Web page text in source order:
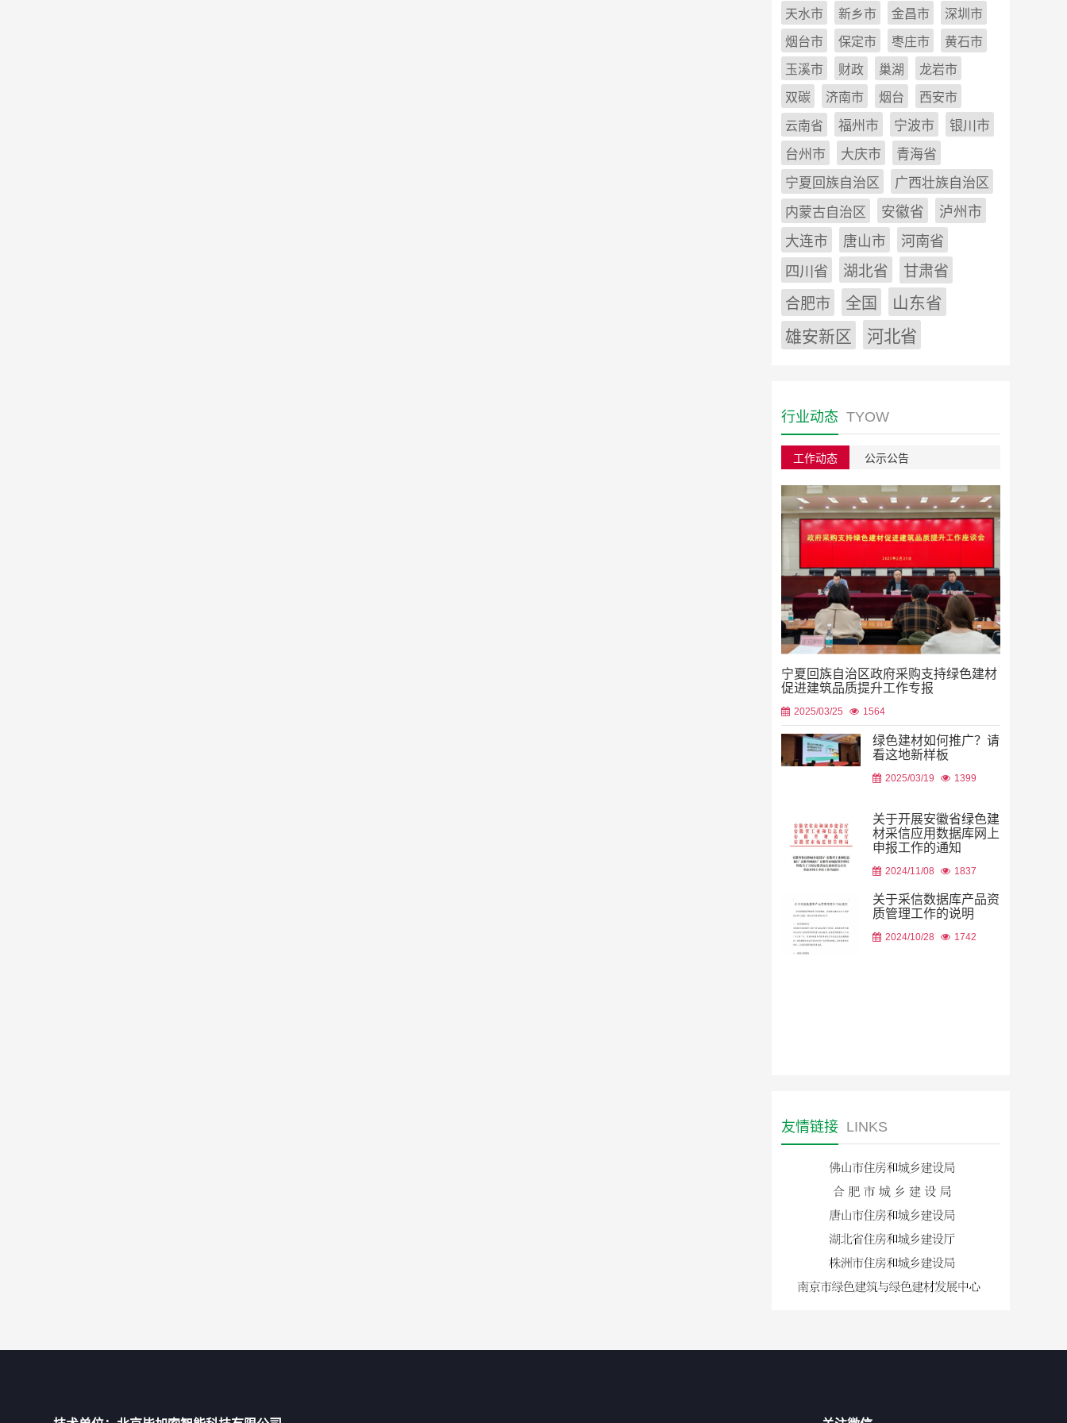
天水市 新乡市 金昌市 深圳市
烟台市 保定市 枣庄市 黄石市
玉溪市 财政 巢湖 龙岩市
双碳 济南市 烟台 西安市
云南省 福州市 宁波市
银川市
台州市
大庆市
青海省
宁夏回族自治区
广西壮族自治区
内蒙古自治区
安徽省
泸州市
大连市
唐山市
河南省
四川省
湖北省
甘肃省
合肥市
全国
山东省
雄安新区
河北省
行业动态 TYOW
工作动态 公示公告
宁夏回族自治区政府采购支持绿色建材
促进建筑品质提升工作专报
2025/03/25 1564
绿色建材如何推广？请
看这地新样板
2025/03/19 1399
关于开展安徽省绿色建
材采信应用数据库网上
申报工作的通知
2024/11/08 1837
关于采信数据库产品资
质管理工作的说明
2024/10/28 1742
友情链接 LINKS